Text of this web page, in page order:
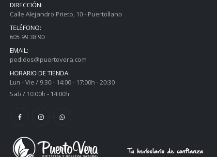
DIRECCIÓN:
Calle Alejandro Prieto, 10 - Puertollano
TELÉFONO:
605 99 38 90
EMAIL:
pedidos@puertovera.com
HORARIO DE TIENDA:
Lun - Vie / 9:30 - 14:00 - 17:00h - 20:30
Sab / 10:00h - 14:00h